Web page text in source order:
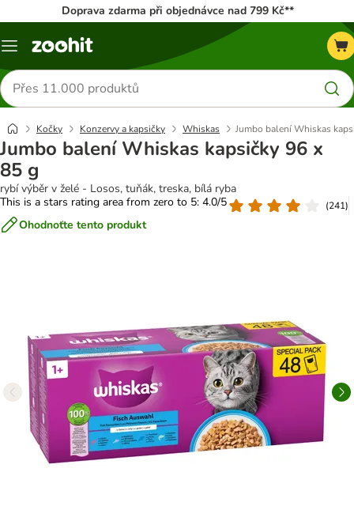
Doprava zdarma při objednávce nad 799 Kč**
Menu
Hledat
produkty
Kočky Konzervy a kapsičky Whiskas Jumbo balení Whiskas
Jumbo balení Whiskas kapsičky 96 x
85 g
rybí výběr v želé - Losos, tuňák, treska, bílá ryba
This is a stars rating area from zero to 5: 4.0/5
(241)
Ohodnoťte tento produkt